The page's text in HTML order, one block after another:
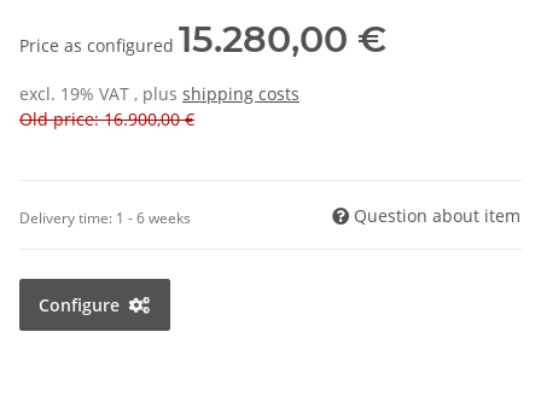
Price as configured 15.280,00 €
excl. 19% VAT , plus shipping costs
Old price: 16.900,00 €
Delivery time: 1 - 6 weeks Question about item
Configure